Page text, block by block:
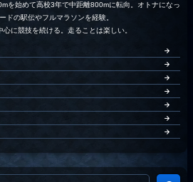
を始めて高校3年で中距離800mに転向。オトナになっ
ドの駅伝やフルマラソンを経験。
に競技を続ける。走ることは楽しい。